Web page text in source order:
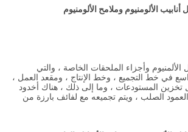
وأجزاء الملحقات الخاصة ، والتي
في خط التجميع ، وخط الإنتاج ، ومقعد العمل ،
تخزين المستودعات ، وما إلى ذلك ، هناك أخدود
الصلب ، ويتم تجميعه مع لفائف بارزة من